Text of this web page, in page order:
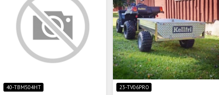
40-TBM504HT 23-TV06PRO